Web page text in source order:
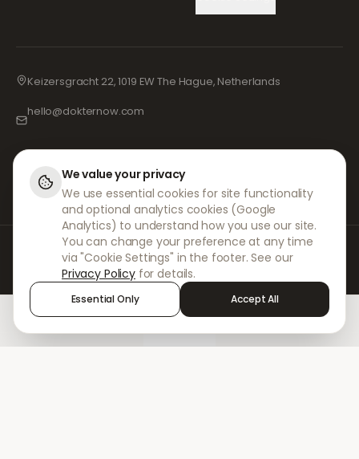
Keizersgracht 22, 1019 EW The Hague, Netherlands
hello@dokternow.com
Hos DokterNow arbejder vi med fuldt registrerede læger, apoteker og
erfarne fagfolk for at sikre, at dine recepter håndteres sikkert og med den
største omhu. Vores registrerede uafhængige ordinerende læger
håndterer alle konsultationer og recepter. Vores partnerapoteker står for
udlevering og forsendelse af medicin.
We value your privacy
We use essential cookies for site functionality
and optional analytics cookies (Google
Analytics) to understand how you use our site.
You can change your preference at any time
via "Cookie Settings" in the footer. See our
Privacy Policy for details.
Essential Only Accept All
Sign in